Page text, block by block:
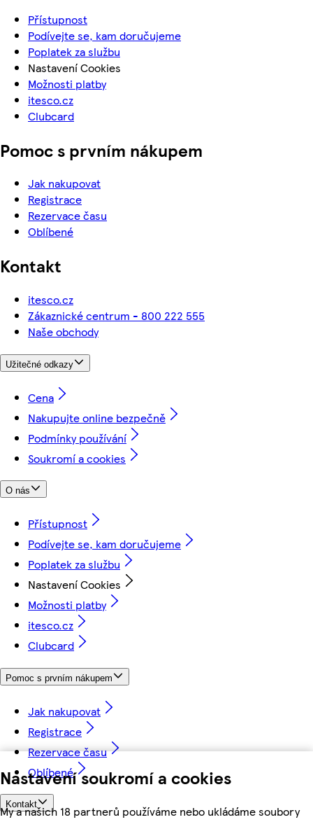
Nastavení soukromí a cookies
My a našich 18 partnerů používáme nebo ukládáme soubory
Přístupnost
Podívejte se, kam doručujeme
Poplatek za službu
Nastavení Cookies
Možnosti platby
itesco.cz
Clubcard
Pomoc s prvním nákupem
Jak nakupovat
Registrace
Rezervace času
Oblíbené
Kontakt
itesco.cz
Zákaznické centrum - 800 222 555
Naše obchody
Užitečné odkazy
Cena
Nakupujte online bezpečně
Podmínky používání
Soukromí a cookies
O nás
Přístupnost
Podívejte se, kam doručujeme
Poplatek za službu
Nastavení Cookies
Možnosti platby
itesco.cz
Clubcard
Pomoc s prvním nákupem
Jak nakupovat
Registrace
Rezervace času
Oblíbené
Kontakt